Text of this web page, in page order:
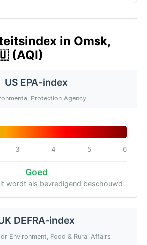
in Omsk,
(AQI)
US EPA-index
Protection Agency
3 4 5 6
Goed
wordt als bevredigend beschouwd
DEFRA-index
Environment, Food & Rural Affairs